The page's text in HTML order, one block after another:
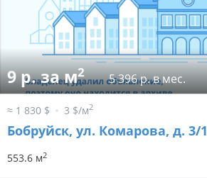
9 р. за м2 5 396 р. в мес.
≈ 1 830 $ 3 $/м2
Бобруйск, ул. Комарова, д. 3/1
553.6 м2